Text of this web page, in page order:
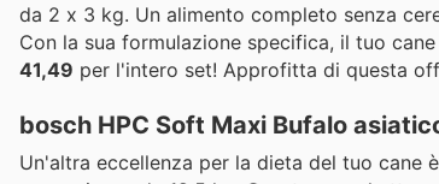
da 2 x 3 kg. Un alimento completo senza
Con la sua formulazione specifica, il tuo
41,49 per l'intero set! Approfitta di questa
bosch HPC Soft Maxi Bufalo
Un'altra eccellenza per la dieta del tuo cane